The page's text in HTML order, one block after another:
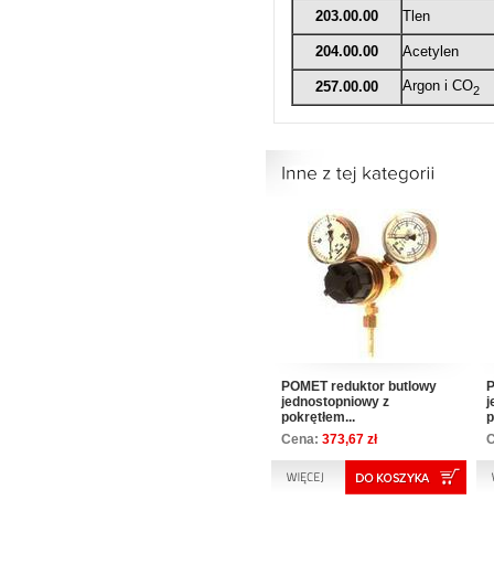
203.00.00 Tlen
204.00.00 Acetylen
257.00.00 Argon i CO2
POMET reduktor butlowy
jednostopniowy z
pokrętłem...
Cena: 373,67 zł